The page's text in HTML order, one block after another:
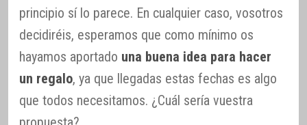
principio sí lo parece. En cualquier caso, vosotros
decidiréis, esperamos que como mínimo os
hayamos aportado una buena idea para hacer
un regalo, ya que llegadas estas fechas es algo
que todos necesitamos. ¿Cuál sería vuestra